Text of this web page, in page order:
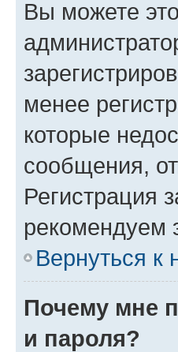
Вы можете
менее
которые
сообщения,
Регистрация
рекомендуем
Вернуться к
Почему мне
и пароля?